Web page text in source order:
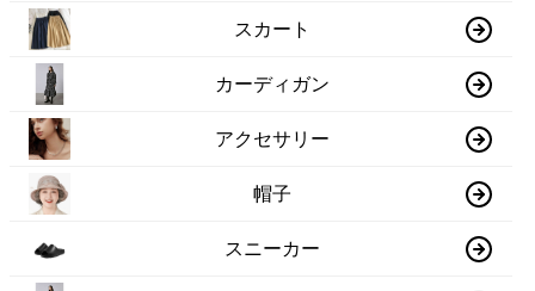
スカート
カーディガン
アクセサリー
帽子
スニーカー